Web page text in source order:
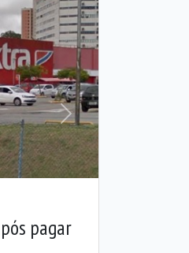
pagar
Próxima